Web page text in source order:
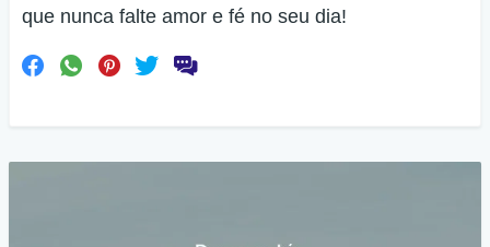
que nunca falte amor e fé no seu dia!